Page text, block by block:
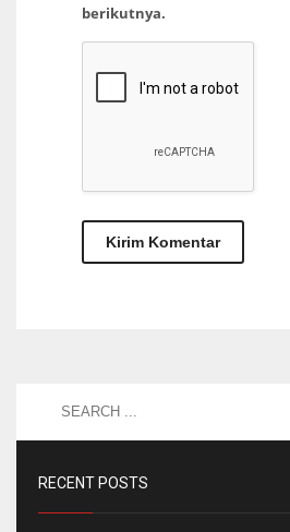
berikutnya.
RECENT POSTS